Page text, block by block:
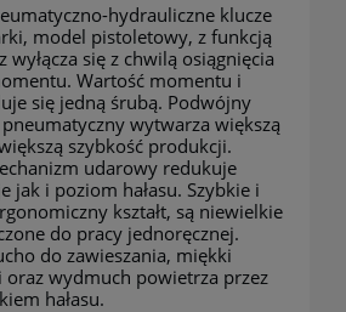
hydrauliczne klucze
model pistoletowy, z funkcją
wyłącza się z chwilą osiągnięcia
Wartość momentu i
się jedną śrubą. Podwójny
wytwarza większą
szybkość produkcji.
udarowy redukuje
jak i poziom hałasu. Szybkie i
kształt, są niewielkie
do pracy jednoręcznej.
do zawieszania, miękki
oraz wydmuch powietrza przez
hałasu.